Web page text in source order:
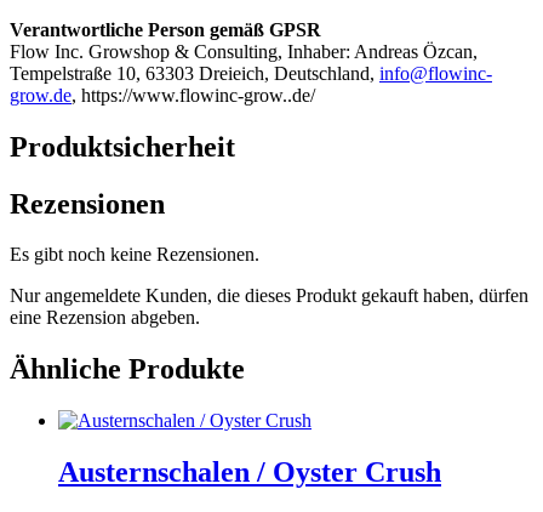
Verantwortliche Person gemäß GPSR
Flow Inc. Growshop & Consulting, Inhaber: Andreas Özcan,
Tempelstraße 10, 63303 Dreieich, Deutschland, info@flowinc-
grow.de, https://www.flowinc-grow..de/
Produktsicherheit
Rezensionen
Es gibt noch keine Rezensionen.
Nur angemeldete Kunden, die dieses Produkt gekauft haben, dürfen
eine Rezension abgeben.
Ähnliche Produkte
Austernschalen / Oyster Crush